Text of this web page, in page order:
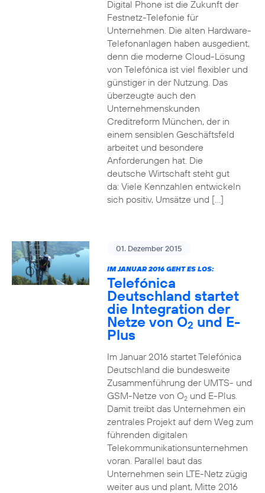
Digital Phone ist die Zukunft der
Festnetz-Telefonie für
Unternehmen. Die alten Hardware-
Telefonanlagen haben ausgedient,
denn die moderne Cloud-Lösung
von Telefónica ist viel flexibler und
günstiger in der Nutzung. Das
überzeugte auch den
Unternehmenskunden
Creditreform München, der in
einem sensiblen Geschäftsfeld
arbeitet und besondere
Anforderungen hat. Die
deutsche Wirtschaft steht gut
da: Viele Kennzahlen entwickeln
sich positiv, Umsätze und […]
01. Dezember 2015
IM JANUAR 2016 GEHT ES LOS:
Telefónica
Deutschland startet
die Integration der
Netze von O2 und E-
Plus
Im Januar 2016 startet Telefónica
Deutschland die bundesweite
Zusammenführung der UMTS- und
GSM-Netze von O2und E-Plus.
Damit treibt das Unternehmen ein
zentrales Projekt auf dem Weg zum
führenden digitalen
Telekommunikationsunternehmen
voran. Parallel baut das
Unternehmen sein LTE-Netz zügig
weiter aus und plant, Mitte 2016